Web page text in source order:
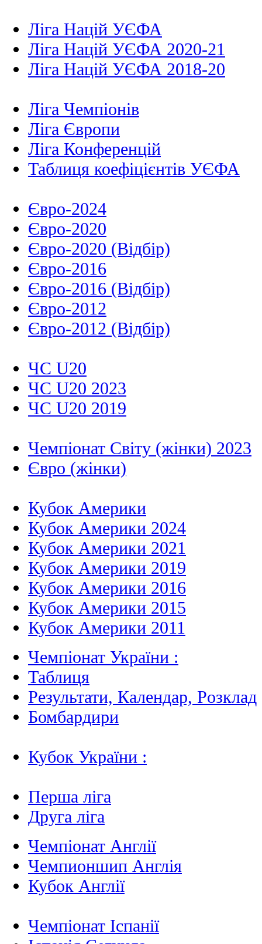
Ліга Націй УЄФА
Ліга Націй УЄФА 2020-21
Ліга Націй УЄФА 2018-20
Ліга Чемпіонів
Ліга Європи
Ліга Конференцій
Таблиця коефіцієнтів УЄФА
Євро-2024
Євро-2020
Євро-2020 (Відбір)
Євро-2016
Євро-2016 (Відбір)
Євро-2012
Євро-2012 (Відбір)
ЧС U20
ЧС U20 2023
ЧС U20 2019
Чемпіонат Світу (жінки) 2023
Євро (жінки)
Кубок Америки
Кубок Америки 2024
Кубок Америки 2021
Кубок Америки 2019
Кубок Америки 2016
Кубок Америки 2015
Кубок Америки 2011
Чемпіонат України :
Таблиця
Результати, Календар, Poзклад
Бомбардири
Кубок України :
Перша ліга
Друга ліга
Чемпіонат Англії
Чемпионшип Англія
Кубок Англії
Чемпіонат Іспанії